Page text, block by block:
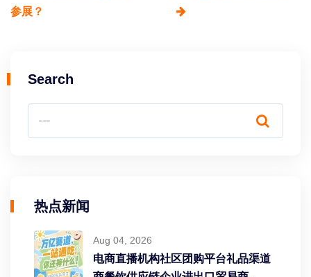
参展？
Search
热点新闻
Aug 04, 2026
电商直播机构社区团购平台礼品渠道